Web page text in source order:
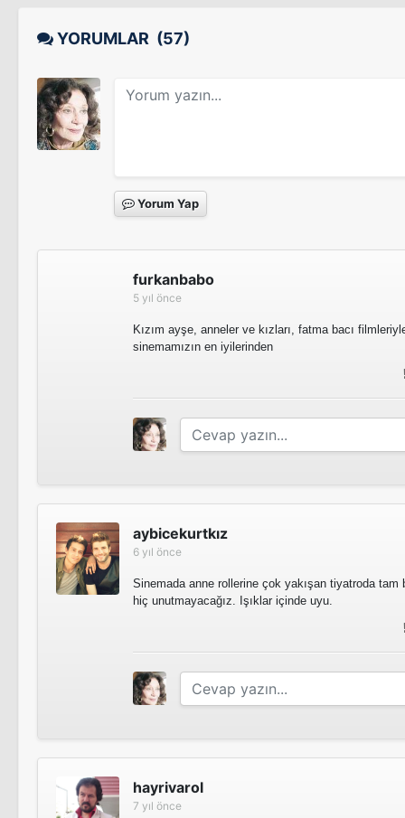
YORUMLAR (57)
Yorum Yap
furkanbabo
5 yıl önce
Kızım ayşe, anneler ve kızları, fatma bacı
sinemamızın en iyilerinden
aybicekurtkız
6 yıl önce
Sinemada anne rollerine çok yakışan tiyatroda tam
hiç unutmayacağız. Işıklar içinde uyu.
hayrivarol
7 yıl önce